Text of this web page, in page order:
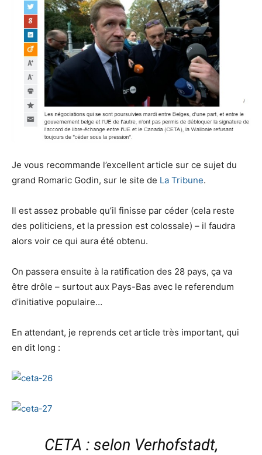
Je vous recommande l’excellent article sur ce sujet du
grand Romaric Godin, sur le site de La Tribune.
Il est assez probable qu’il finisse par céder (cela reste
des politiciens, et la pression est colossale) – il faudra
alors voir ce qui aura été obtenu.
On passera ensuite à la ratification des 28 pays, ça va
être drôle – surtout aux Pays-Bas avec le referendum
d’initiative populaire…
En attendant, je reprends cet article très important, qui
en dit long :
CETA : selon Verhofstadt,